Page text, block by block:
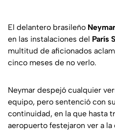
El delantero brasileño Neymar
en las instalaciones del París
multitud de aficionados
cinco meses de no verlo.
Neymar despejó cualquier
equipo, pero sentenció con
continuidad, en la que hasta
aeropuerto festejaron ver a